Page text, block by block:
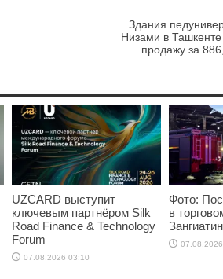
Здания
Низами в
продажу за
UZCARD выступит
ключевым партнёром Silk
Road Finance & Technology
Forum
07.08.2026 03:10
Фото:
в